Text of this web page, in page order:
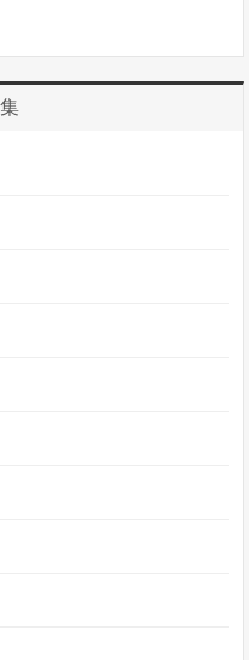
撕碎了扔在地上，赵
碎的奏章拾起来回到
祖乃悟，卒用其人。
纸片修补连接起来，